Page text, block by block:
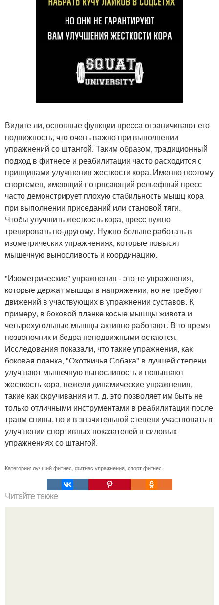
Видите ли, основные функции пресса ограничивают его
подвижность, что очень важно при выполнении
упражнений со штангой. Таким образом, традиционный
подход в фитнесе и реабилитации часто расходится с
принципами улучшения жесткости кора. Именно поэтому
спортсмен, имеющий потрясающий рельефный пресс
часто демонстрирует плохую стабильность мышц кора
при выполнении приседаний или становой тяги.
Чтобы улучшить жесткость кора, пресс нужно
тренировать по-другому. Нужно больше работать в
изометрических упражнениях, которые повысят
мышечную выносливость и координацию.
"Изометрические" упражнения - это те упражнения,
которые держат мышцы в напряжении, но не требуют
движений в участвующих в упражнении суставов. К
примеру, в боковой планке косые мышцы живота и
четырехугольные мышцы активно работают. В то время
позвоночник и бедра неподвижными остаются.
Исследования показали, что такие упражнения, как
боковая планка, "Охотничья Собака" в лучшей степени
улучшают мышечную выносливость и повышают
жесткость кора, нежели динамические упражнения,
такие как скручивания и т. д. это позволяет им быть не
только отличными инструментами в реабилитации после
травм спины, но и в значительной степени участвовать в
улучшении спортивных показателей в силовых
упражнениях со штангой.
Категории: лучший фитнес фитнес упражнения спорт фитнес
Читайте также